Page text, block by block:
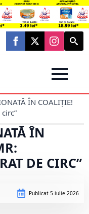
Search
for:
ÎN COALIȚIE!
ÎN
DE CIRC”
Publicat 5 iulie 2026